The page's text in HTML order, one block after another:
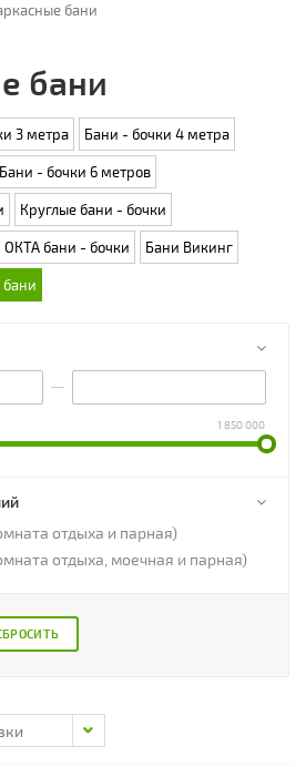
бани
бани
3 метра Бани - бочки 4 метра
Бани - бочки 6 метров
Круглые бани - бочки
ОКТА бани - бочки Бани Викинг
бани
1 850 000
отдыха и парная)
отдыха, моечная и парная)